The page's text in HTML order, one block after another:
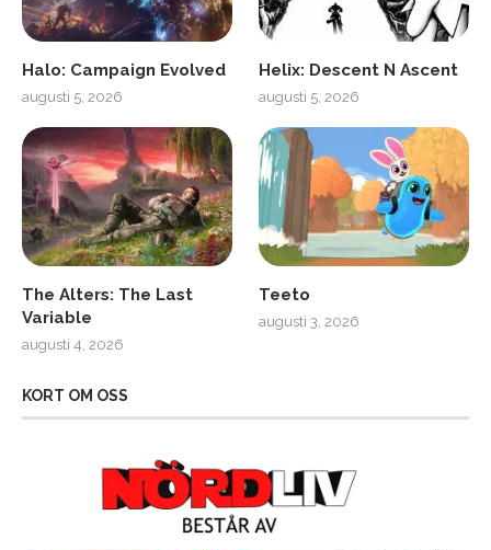
Halo: Campaign Evolved
augusti 5, 2026
Helix: Descent N Ascent
augusti 5, 2026
The Alters: The Last
Variable
augusti 4, 2026
Teeto
augusti 3, 2026
KORT OM OSS